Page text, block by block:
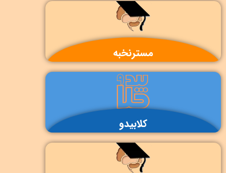
مسترنخبه
همراه تخصصی رشد تحصیلی دانش‌آموزان
کلابیدو
باشگاه خدمات آموزشی ویژۀ معلمان